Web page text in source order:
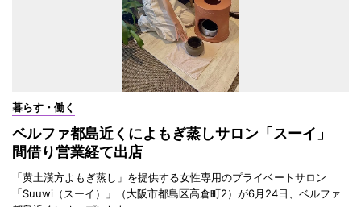
暮らす・働く
ベルファ都島近くによもぎ蒸しサロン「スーイ」
間借り営業経て出店
「黄土漢方よもぎ蒸し」を提供する女性専用のプライベートサロン
「Suuwi（スーイ）」（大阪市都島区高倉町2）が6月24日、ベルファ